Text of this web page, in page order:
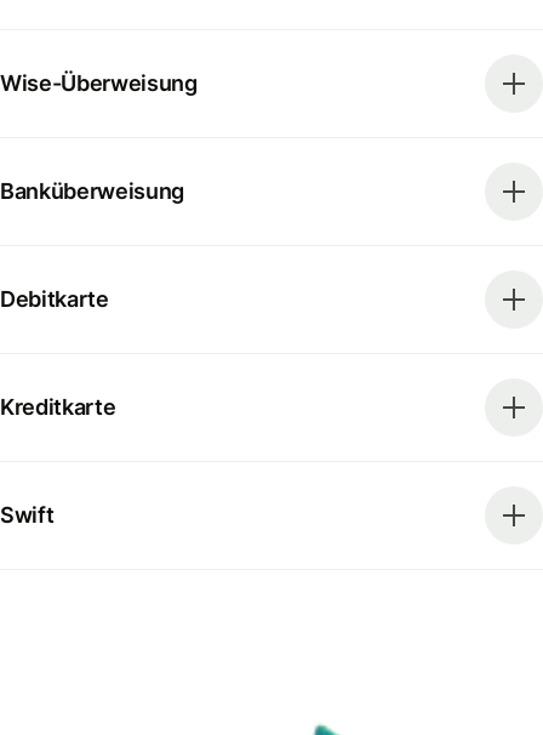
Wise-Überweisung
Banküberweisung
Debitkarte
Kreditkarte
Swift